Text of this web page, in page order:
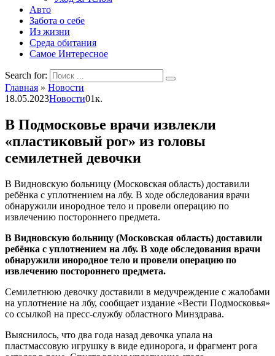
Авто
Забота о себе
Из жизни
Среда обитания
Самое Интересное
Search for:
Главная » Новости
18.05.2023Новости01к.
В Подмосковье врачи извлекли
«пластиковый рог» из головы
семилетней девочки
В Видновскую больницу (Московская область) доставили
ребёнка с уплотнением на лбу. В ходе обследования врачи
обнаружили инородное тело и провели операцию по
извлечению постороннего предмета.
В Видновскую больницу (Московская область) доставили
ребёнка с уплотнением на лбу. В ходе обследования врачи
обнаружили инородное тело и провели операцию по
извлечению постороннего предмета.
Семилетнюю девочку доставили в медучреждение с жалобами
на уплотнение на лбу, сообщает издание «Вести Подмосковья»
со ссылкой на пресс-службу областного Минздрава.
Выяснилось, что два года назад девочка упала на
пластмассовую игрушку в виде единорога, и фрагмент рога